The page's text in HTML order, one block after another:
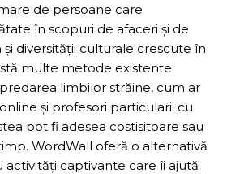
de persoane care
în scopuri de afaceri și de
diversității culturale crescute în
multe metode existente
limbilor străine, cum ar
și profesori particulari; cu
pot fi adesea costisitoare sau
WordWall oferă o alternativă
activități captivante care îi ajută